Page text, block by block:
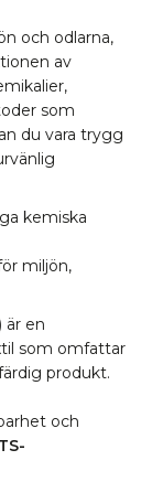
och odlarna,
av
som
du vara trygg
kemiska
miljön,
är en
som omfattar
produkt.
och